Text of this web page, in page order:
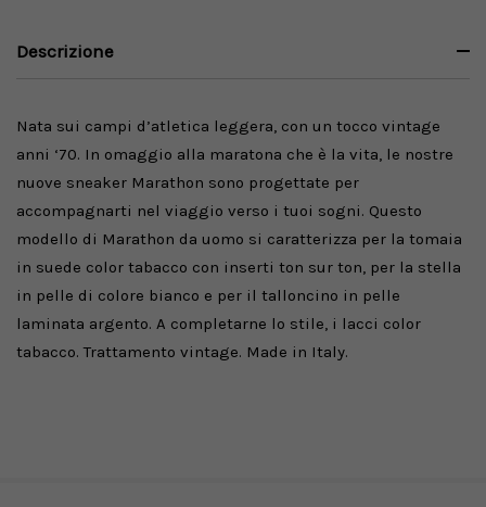
Descrizione
Nata sui campi d’atletica leggera, con un tocco vintage
anni ‘70. In omaggio alla maratona che è la vita, le nostre
nuove sneaker Marathon sono progettate per
accompagnarti nel viaggio verso i tuoi sogni. Questo
modello di Marathon da uomo si caratterizza per la tomaia
in suede color tabacco con inserti ton sur ton, per la stella
in pelle di colore bianco e per il talloncino in pelle
laminata argento. A completarne lo stile, i lacci color
tabacco. Trattamento vintage. Made in Italy.